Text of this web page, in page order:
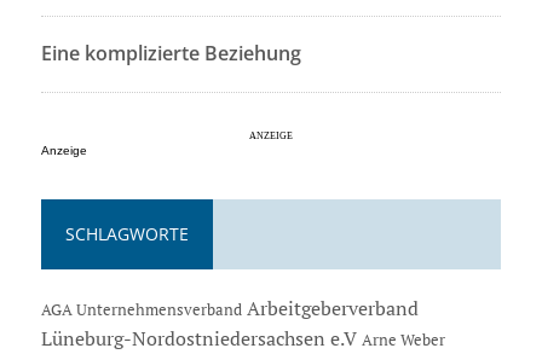
Eine komplizierte Beziehung
Anzeige
SCHLAGWORTE
AGA Unternehmensverband Arbeitgeberverband
Lüneburg-Nordostniedersachsen e.V Arne Weber